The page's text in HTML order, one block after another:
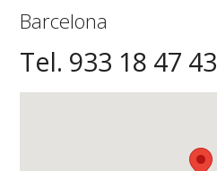
Barcelona
Tel. 933 18 47 43